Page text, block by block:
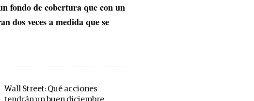
fondo de cobertura que con un
dos veces a medida que se
Wall Street: Qué acciones